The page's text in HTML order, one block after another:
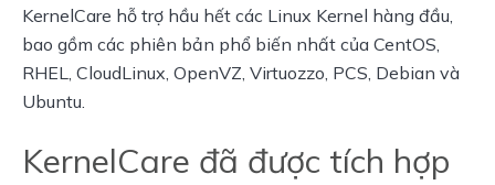
KernelCare hỗ trợ hầu hết các Linux Kernel hàng đầu,
bao gồm các phiên bản phổ biến nhất của CentOS,
RHEL, CloudLinux, OpenVZ, Virtuozzo, PCS, Debian và
Ubuntu.
KernelCare đã được tích hợp